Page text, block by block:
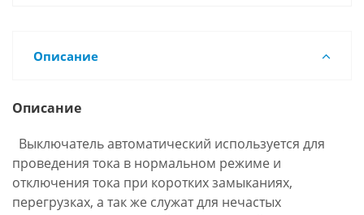
Описание
Описание
Выключатель автоматический используется для
проведения тока в нормальном режиме и
отключения тока при коротких замыканиях,
перегрузках, а так же служат для нечастых